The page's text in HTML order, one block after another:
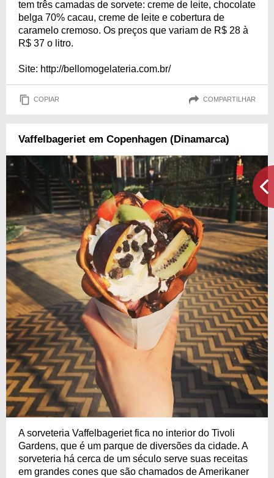
tem três camadas de sorvete: creme de leite, chocolate
belga 70% cacau, creme de leite e cobertura de
caramelo cremoso. Os preços que variam de R$ 28 à
R$ 37 o litro.
Site: http://bellomogelateria.com.br/
COPIAR COMPARTILHAR
Vaffelbageriet em Copenhagen (Dinamarca)
A sorveteria Vaffelbageriet fica no interior do Tivoli
Gardens, que é um parque de diversões da cidade. A
sorveteria há cerca de um século serve suas receitas
em grandes cones que são chamados de Amerikaner